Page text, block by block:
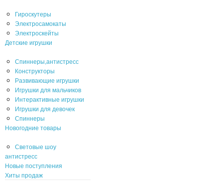
Гироскутеры
Электросамокаты
Электроскейты
Детские игрушки
Спиннеры,антистресс
Конструкторы
Развивающие игрушки
Игрушки для мальчиков
Интерактивные игрушки
Игрушки для девочек
Спиннеры
Новогодние товары
Световые шоу
антистресс
Новые поступления
Хиты продаж